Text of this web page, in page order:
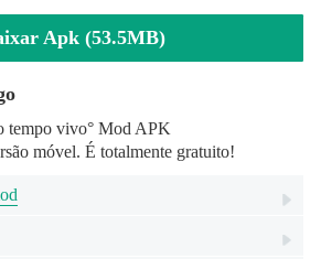
Apk (53.5MB)
tempo vivo° Mod APK
móvel. É totalmente gratuito!